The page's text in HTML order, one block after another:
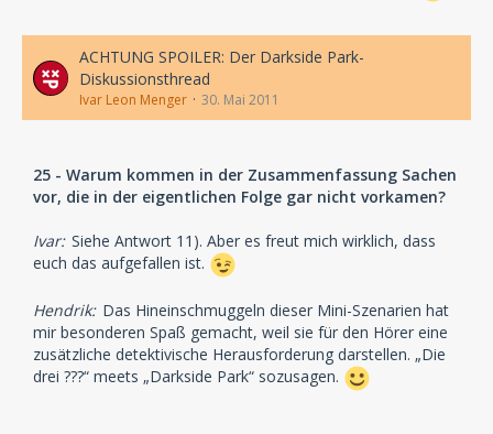
ACHTUNG SPOILER: Der Darkside Park-
Diskussionsthread
Ivar Leon Menger 30. Mai 2011
25 - Warum kommen in der Zusammenfassung Sachen
vor, die in der eigentlichen Folge gar nicht vorkamen?
Ivar: Siehe Antwort 11). Aber es freut mich wirklich, dass
euch das aufgefallen ist.
Hendrik: Das Hineinschmuggeln dieser Mini-Szenarien hat
mir besonderen Spaß gemacht, weil sie für den Hörer eine
zusätzliche detektivische Herausforderung darstellen. „Die
drei ???“ meets „Darkside Park“ sozusagen.